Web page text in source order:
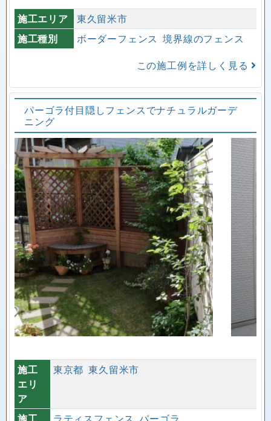
施工エリア
東久留米市
施工種別
ボーダーフェンス 境界線のフェンス
この施工例を詳しく見る
パーゴラ付目隠しフェンスでナチュラルガーデ
ニング
施工
エリ
ア
東京都 東久留米市